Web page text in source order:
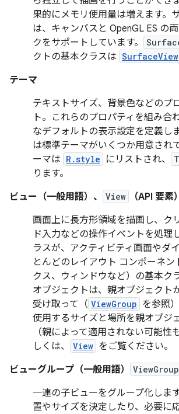
果的にメモリ使用量は増えます。
は、キャンバスと OpenGL ES の
クをサポートしています。
クトの基本クラスは SurfaceView
テーマ
テキストサイズ、背景色などのプ
ト。これらのプロパティを組み合
なデフォルトの表示設定を定義し
は標準テーマがいくつか用意され
ーマは R.style にリストされ、
ります。
ビュー（一般用語）、
View
（API 要素）
画面上に長方形領域を描画し、ク
ド入力などの操作イベントを処理し
ラスが、アクティビティ画面やダ
とんどのレイアウト コンポーネン
クス、ウィンドウなど）の基本ク
オブジェクトは、親オブジェクト
受け取って（ ViewGroup を参照
使用するサイズと場所を親オブジ
（親によって適用されない可能性
しくは、
View をご覧ください。
ビューグループ（一般用語）
ViewGroup
一連の子ビューをグループ化しま
置やサイズを決定したり、必要に